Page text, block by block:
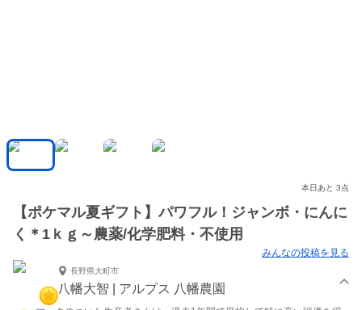
本日あと 3点
【ポケマル夏ギフト】パワフル！ジャンボ・にんに
く＊1ｋｇ～農薬/化学肥料・不使用
みんなの投稿を見る
長野県大町市
八幡大智 | アルプス 八幡農園